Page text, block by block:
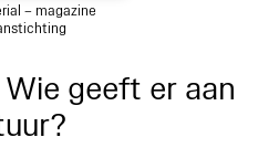
– magazine
geeft er aan